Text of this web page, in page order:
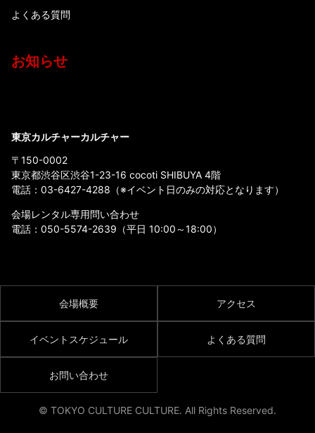
よくある質問
お知らせ
東京カルチャーカルチャー
〒150-0002
東京都渋谷区渋谷1-23-16 cocoti SHIBUYA 4階
電話： 03-6427-4288 （※イベント日のみの対応となります）
会場レンタル専用問い合わせ
電話： 050-5574-2639 （平日 10:00～18:00）
会場概要 アクセス
イベントスケジュール よくある質問
お問い合わせ
© TOKYO CULTURE CULTURE. All Rights Reserved.